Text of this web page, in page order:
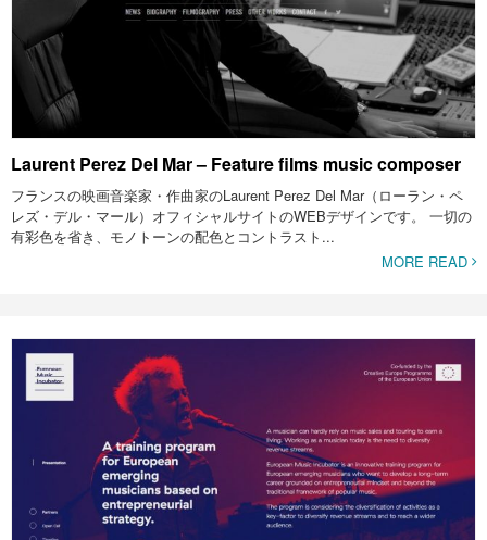
Laurent Perez Del Mar – Feature films music composer
フランスの映画音楽家・作曲家のLaurent Perez Del Mar（ローラン・ペ
レズ・デル・マール）オフィシャルサイトのWEBデザインです。 一切の
有彩色を省き、モノトーンの配色とコントラスト...
MORE READ